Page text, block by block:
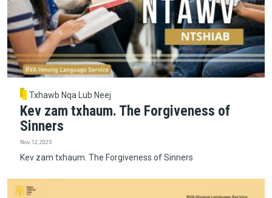
Txhawb Nqa Lub Neej
Kev zam txhaum. The Forgiveness of
Sinners
Nov 12, 2025
Kev zam txhaum. The Forgiveness of Sinners